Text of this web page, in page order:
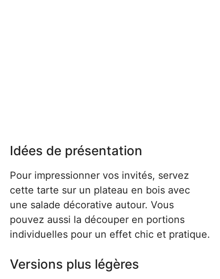
Idées de présentation
Pour impressionner vos invités, servez
cette tarte sur un plateau en bois avec
une salade décorative autour. Vous
pouvez aussi la découper en portions
individuelles pour un effet chic et pratique.
Versions plus légères